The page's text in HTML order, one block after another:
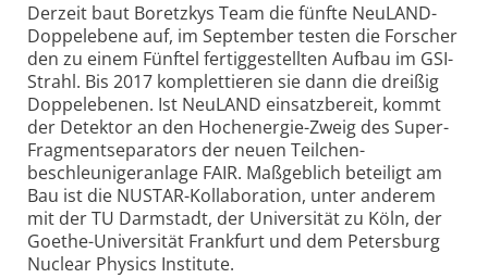
Derzeit baut Boretzkys Team die fünfte NeuLAND-
Doppelebene auf, im September testen die Forscher
den zu einem Fünftel fertiggestellten Aufbau im GSI-
Strahl. Bis 2017 komplettieren sie dann die dreißig
Doppelebenen. Ist NeuLAND einsatzbereit, kommt
der Detektor an den Hochenergie-Zweig des Super-
Fragment­separators der neuen Teilchen­
beschleuniger­anlage FAIR. Maßgeblich beteiligt am
Bau ist die NUSTAR-Kollaboration, unter anderem
mit der TU Darmstadt, der Universität zu Köln, der
Goethe-Universität Frankfurt und dem Petersburg
Nuclear Physics Institute.